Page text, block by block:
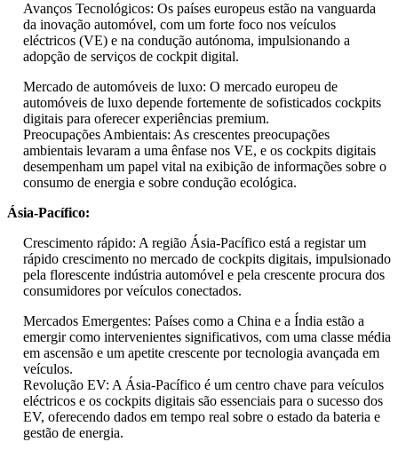
Avanços Tecnológicos: Os países europeus estão na vanguarda
da inovação automóvel, com um forte foco nos veículos
eléctricos (VE) e na condução autónoma, impulsionando a
adopção de serviços de cockpit digital.
Mercado de automóveis de luxo: O mercado europeu de
automóveis de luxo depende fortemente de sofisticados cockpits
digitais para oferecer experiências premium.
Preocupações Ambientais: As crescentes preocupações
ambientais levaram a uma ênfase nos VE, e os cockpits digitais
desempenham um papel vital na exibição de informações sobre o
consumo de energia e sobre condução ecológica.
Ásia-Pacífico:
Crescimento rápido: A região Ásia-Pacífico está a registar um
rápido crescimento no mercado de cockpits digitais, impulsionado
pela florescente indústria automóvel e pela crescente procura dos
consumidores por veículos conectados.
Mercados Emergentes: Países como a China e a Índia estão a
emergir como intervenientes significativos, com uma classe média
em ascensão e um apetite crescente por tecnologia avançada em
veículos.
Revolução EV: A Ásia-Pacífico é um centro chave para veículos
eléctricos e os cockpits digitais são essenciais para o sucesso dos
EV, oferecendo dados em tempo real sobre o estado da bateria e
gestão de energia.